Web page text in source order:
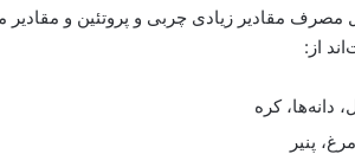
مصرف مقادیر زیادی چربی و پروتئین و
از:
دانه‌ها، کره
پنیر